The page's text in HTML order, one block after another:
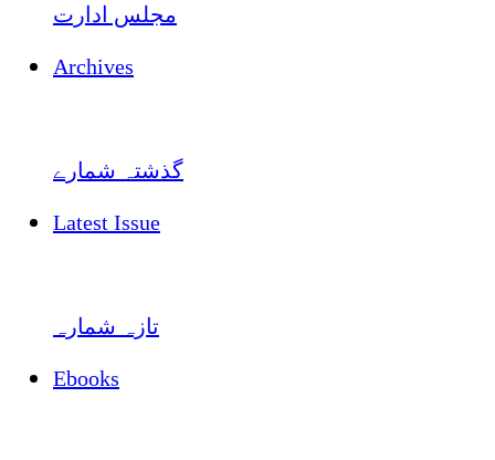
مجلس ادارت
Archives
گذشتہ شمارے
Latest Issue
تازہ شمارہ
Ebooks